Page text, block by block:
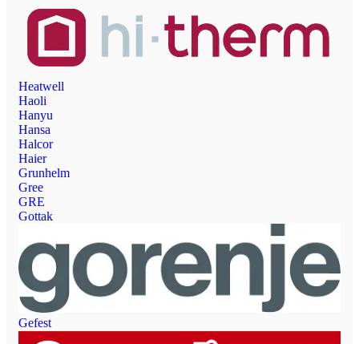
Heatwell
Haoli
Hanyu
Hansa
Halcor
Haier
Grunhelm
Gree
GRE
Gottak
Gefest